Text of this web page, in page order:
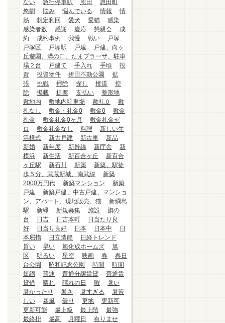
ない
急行停車駅 恩田
恩田町
悠樹
悩み 悩んでいる 情報
情
熱
想定利回 愛犬 愛猫
感染
感染者数
感謝 慶応 懇親会
成
約
成約事例 我慢 戦い
戸塚
戸塚区
戸塚駅 戸建
戸建、向ヶ
丘遊園、溝の口、たまプラーザ、駐車
場２台
戸建て 手入れ 手頃
投
資
投資物件 折田不動公園
拡
張
挑戦 掃除 探し 接道
控
除
掲載 提案 支払い
整形地
敷地内
敷地内駐車場 敷礼０
敷
礼なし
敷金・礼金0 敷金0
敷金
礼金
敷金礼金0ヶ月
敷金礼金ゼ
ロ
敷金礼金なし 料理
新しい生
活様式
新古戸建 新古車
新品
新婚
新年度 新幹線 新庁舎
新
横浜
新生活 新百合ヶ丘
新百合
ヶ丘駅
新石川 新築
新築、駅徒
歩５分、武蔵新城、南武線
新築
2000万円代
新築マンション
新築
戸建
新築戸建、中古戸建、マンショ
ン、アパート、現地販売、猫
新綱島
駅
新緑 新規募集 施設
旗の
台
日吉 日吉本町
日当たり良
好
日当り良好 日本 日本中
日
本屈指
日立造船
日経トレンド
旨い
早い 旭化成ホームズ
旭
区
明るい 星空 映画 春
春日
台公園
昭和記念公園 時間
時間
短縮
普通 普通分譲賃貸
普通賃
貸借
晴れ 晴れの日 暇
暑い
暑かったり
暑さ 暑すぎる
暑苦
しい
暴風 曇り 更地
更新可
更新可能
最上級 最上階
最強
最終枡
最高 月曜日
有りませ